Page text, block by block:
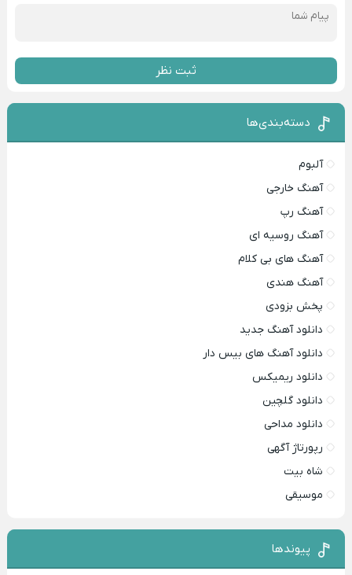
ثبت نظر
دسته‌بندی‌ها
آلبوم
آهنگ خارجی
آهنگ رپ
آهنگ روسیه ای
آهنگ های بی کلام
آهنگ هندی
پخش بزودی
دانلود آهنگ جدید
دانلود آهنگ های بیس دار
دانلود ریمیکس
دانلود گلچین
دانلود مداحی
رپورتاژ آگهی
شاه بیت
موسیقی
پیوندها